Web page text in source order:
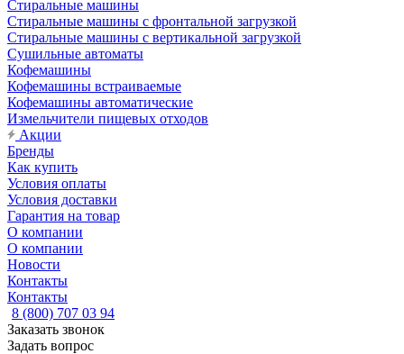
Стиральные машины
Стиральные машины с фронтальной загрузкой
Стиральные машины с вертикальной загрузкой
Сушильные автоматы
Кофемашины
Кофемашины встраиваемые
Кофемашины автоматические
Измельчители пищевых отходов
Акции
Бренды
Как купить
Условия оплаты
Условия доставки
Гарантия на товар
О компании
О компании
Новости
Контакты
Контакты
8 (800) 707 03 94
Заказать звонок
Задать вопрос